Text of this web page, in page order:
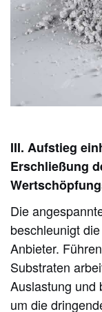
III. Aufstieg
Erschließung
Die
beschleunigt
Anbieter.
Substraten
Auslastung und
um die